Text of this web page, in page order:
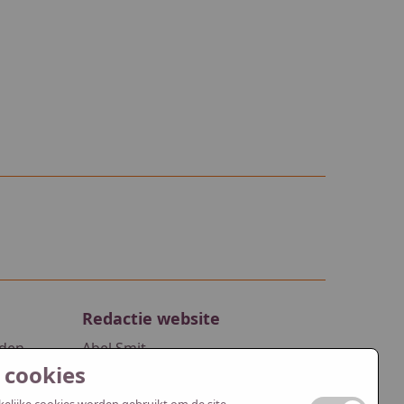
Redactie website
Abel Smit
Jasper Spijk
redactie@pguithuizermeeden.nl